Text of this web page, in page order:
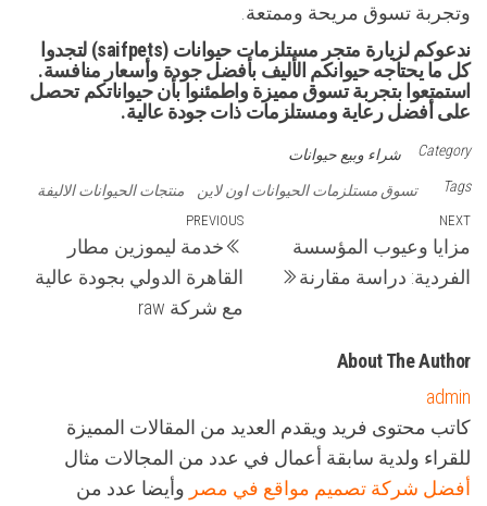
وتجربة تسوق مريحة وممتعة.
ندعوكم لزيارة متجر مستلزمات حيوانات (saifpets) لتجدوا
كل ما يحتاجه حيوانكم الأليف بأفضل جودة وأسعار منافسة.
استمتعوا بتجربة تسوق مميزة واطمئنوا بأن حيواناتكم تحصل
على أفضل رعاية ومستلزمات ذات جودة عالية.
Category
شراء وبيع حيوانات
Tags
تسوق مستلزمات الحيوانات اون لاين منتجات الحيوانات الاليفة
تصفّح
المقالات
Previous
Post
PREVIOUS
خدمة ليموزين مطار
القاهرة الدولي بجودة عالية
مع شركة raw
Next
Post
NEXT
مزايا وعيوب المؤسسة
الفردية: دراسة مقارنة
About The Author
admin
كاتب محتوى فريد ويقدم العديد من المقالات المميزة
للقراء ولدية سابقة أعمال في عدد من المجالات مثال
أفضل شركة تصميم مواقع في مصر وأيضا عدد من